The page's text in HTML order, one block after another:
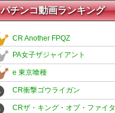
パチンコ動画ランキング
CR Another FPQZ
PA女子ザジャイアント
e 東京喰種
CR衝撃ゴウライガン
CRザ・キング・オブ・ファイタ